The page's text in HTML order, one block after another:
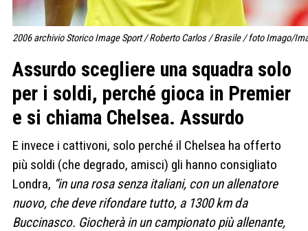
2006 archivio Storico Image Sport / Roberto Carlos / Brasile / foto Imago/
Assurdo scegliere una squadra solo
per i soldi, perché gioca in Premier
e si chiama Chelsea. Assurdo
E invece i cattivoni, solo perché il Chelsea ha offerto
più soldi (che degrado, amisci) gli hanno consigliato
Londra, “in una rosa senza italiani, con un allenatore
nuovo, che deve rifondare tutto, a 1300 km da
Buccinasco. Giocherà in un campionato più allenante,